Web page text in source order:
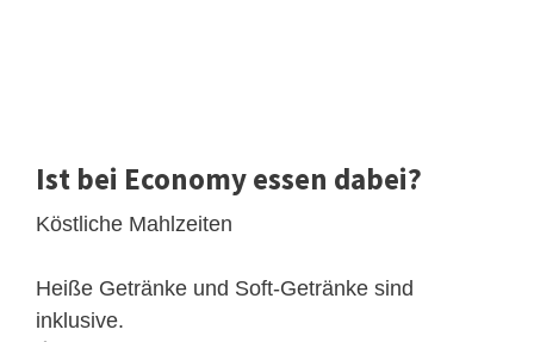
Ist bei Economy essen dabei?
Köstliche Mahlzeiten
Heiße Getränke und Soft-Getränke sind
inklusive.